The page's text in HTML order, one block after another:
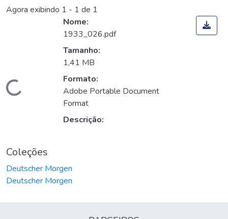
Agora exibindo 1 - 1 de 1
Carregando...
Nome:
1933_026.pdf
Tamanho:
1,41 MB
Formato:
Adobe Portable Document
Format
Descrição:
Coleções
Deutscher Morgen
Deutscher Morgen